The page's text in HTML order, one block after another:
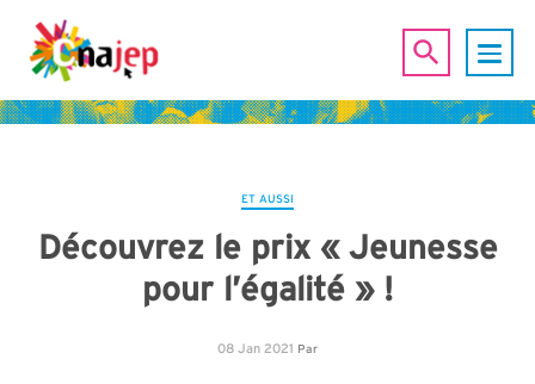
ET AUSSI
Découvrez le prix « Jeunesse
pour l’égalité » !
08 Jan 2021 Par